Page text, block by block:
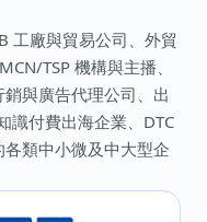
工廠與貿易公司、外貿
TSP 機構與主播、
與廣告代理公司、出
識付費出海企業、DTC
類中小微及中大型企